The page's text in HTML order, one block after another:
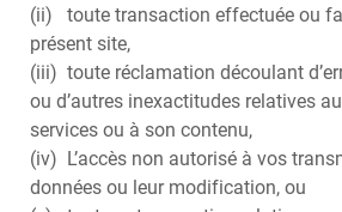
(ii) toute transaction effectuée ou
présent site,
(iii) toute réclamation découlant
ou d’autres inexactitudes relatives
services ou à son contenu,
(iv) L’accès non autorisé à vos
données ou leur modification, ou